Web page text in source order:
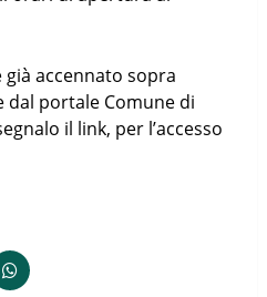
accennato sopra
dal portale Comune di
il link, per l’accesso